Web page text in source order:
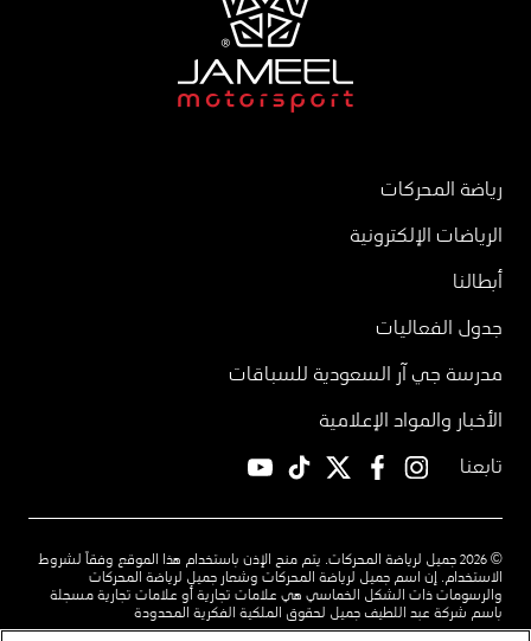
رياضة المحركات
الرياضات الإلكترونية
أبطالنا
جدول الفعاليات
مدرسة جي آر السعودية للسباقات
الأخبار والمواد الإعلامية
تابعنا
instagram
facebook
twitter
TikTok
© 2026 جميل لرياضة المحركات. يتم منح الإذن باستخدام هذا الموقع وفقاً لشروط
الاستخدام. إن اسم جميل لرياضة المحركات وشعار جميل لرياضة المحركات
والرسومات ذات الشكل الخماسي هي علامات تجارية أو علامات تجارية مسجلة
باسم شركة عبد اللطيف جميل لحقوق الملكية الفكرية المحدودة